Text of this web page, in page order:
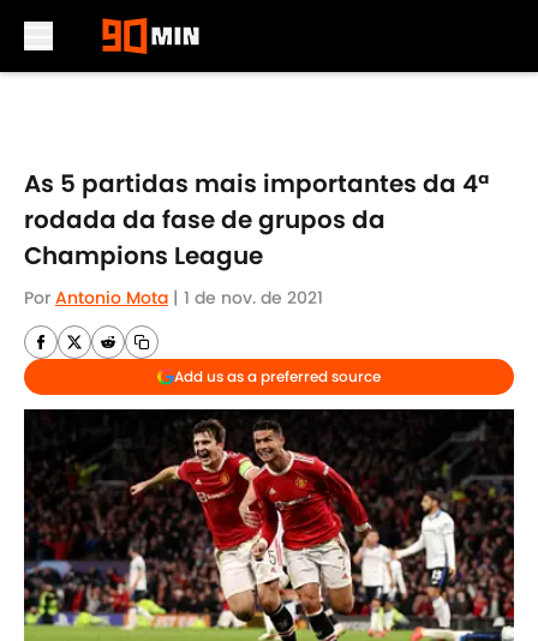
As 5 partidas mais importantes da 4ª
rodada da fase de grupos da
Champions League
Por Antonio Mota | 1 de nov. de 2021
Add us as a preferred source